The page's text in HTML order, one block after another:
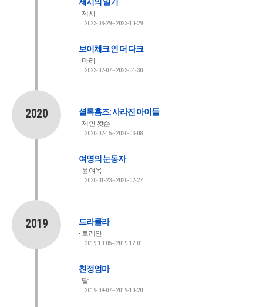
제시
2023-08-29~2023-10-29
보이체크 인 더 다크
마리
2023-02-07~2023-04-30
2020 셜록홈즈: 사라진 아이들
제인 왓슨
2020-02-15~2020-03-08
여명의 눈동자
윤여옥
2020-01-23~2020-02-27
2019 드라큘라
로레인
2019-10-05~2019-12-01
친정엄마
딸
2019-09-07~2019-10-20